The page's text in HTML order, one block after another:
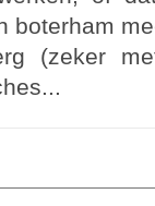
boterham
(zeker